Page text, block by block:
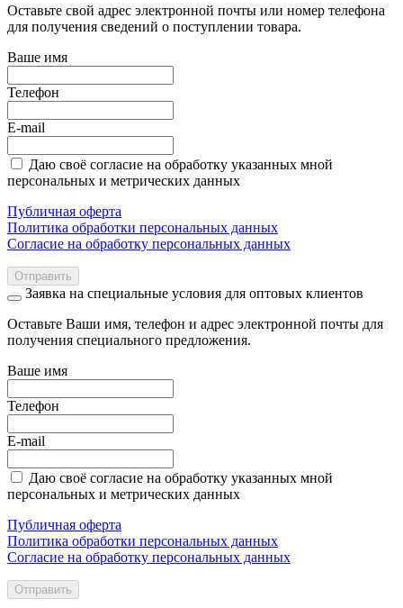
Оставьте свой адрес электронной почты или номер телефона
для получения сведений о поступлении товара.
Ваше имя
Телефон
E-mail
Даю своё согласие на обработку указанных мной
персональных и метрических данных
Публичная оферта
Политика обработки персональных данных
Согласие на обработку персональных данных
Отправить
Заявка на специальные условия для оптовых клиентов
Оставьте Ваши имя, телефон и адрес электронной почты для
получения специального предложения.
Ваше имя
Телефон
E-mail
Даю своё согласие на обработку указанных мной
персональных и метрических данных
Публичная оферта
Политика обработки персональных данных
Согласие на обработку персональных данных
Отправить